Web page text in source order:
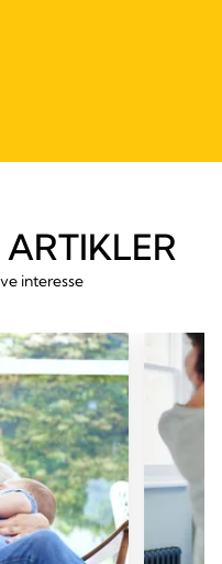
interesse